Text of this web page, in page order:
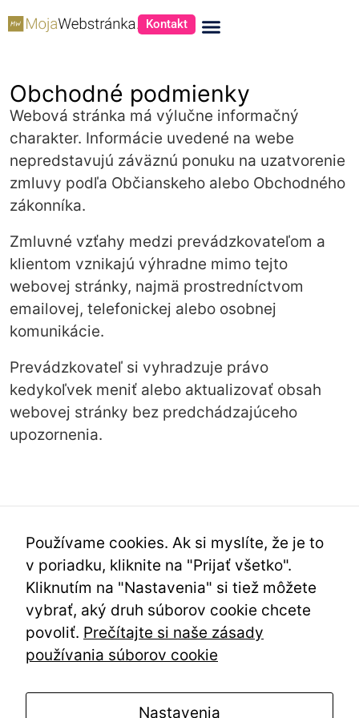
Kontakt
Obchodné podmienky
Webová stránka má výlučne informačný
charakter. Informácie uvedené na webe
nepredstavujú záväznú ponuku na uzatvorenie
zmluvy podľa Občianskeho alebo Obchodného
zákonníka.
Zmluvné vzťahy medzi prevádzkovateľom a
klientom vznikajú výhradne mimo tejto
webovej stránky, najmä prostredníctvom
emailovej, telefonickej alebo osobnej
komunikácie.
Prevádzkovateľ si vyhradzuje právo
kedykoľvek meniť alebo aktualizovať obsah
webovej stránky bez predchádzajúceho
upozornenia.
Kontakt
Referencie
+421 950 499
info@mojawebstranka.sk
SLUŽBY
Tvorba
webových
stránok
Správa online
WEB &
EMAIL
Firemný email
Používame cookies. Ak si myslíte, že je to
v poriadku, kliknite na "Prijať všetko".
Kliknutím na "Nastavenia" si tiež môžete
vybrať, aký druh súborov cookie chcete
povoliť. Prečítajte si naše zásady
používania súborov cookie
Nastavenia
Nevyhnutné
Tieto súbory
cookie nie sú
voliteľné. Sú
fungovanie
webovej